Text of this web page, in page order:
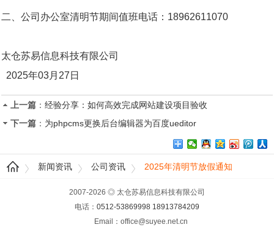
二、公司办公室清明节期间值班电话：18962611070
太仓苏易信息科技有限公司
2025年03月27日
上一篇 ：经验分享：如何高效完成网站建设项目验收
下一篇 ： 为phpcms更换后台编辑器为百度ueditor
新闻资讯 公司资讯 2025年清明节放假通知
2007-2026 ◎ 太仓苏易信息科技有限公司
电话： 0512-53869998 18913784209
Email：office@suyee.net.cn